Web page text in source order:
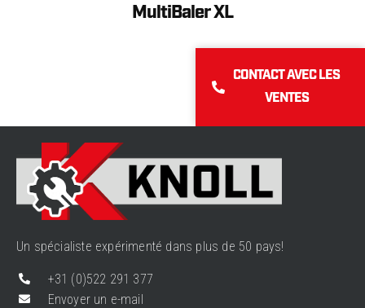
MultiBaler XL
CONTACT AVEC LES
VENTES
Un spécialiste expérimenté dans plus de 50 pays!
+31 (0)522 291 377
Envoyer un e-mail